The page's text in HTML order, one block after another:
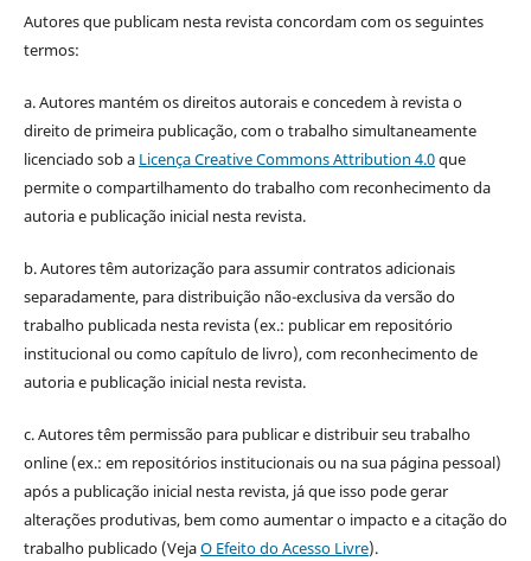
Autores que publicam nesta revista concordam com os seguintes
termos:
a. Autores mantém os direitos autorais e concedem à revista o
direito de primeira publicação, com o trabalho simultaneamente
licenciado sob a Licença Creative Commons Attribution 4.0que
permite o compartilhamento do trabalho com reconhecimento da
autoria e publicação inicial nesta revista.
b. Autores têm autorização para assumir contratos adicionais
separadamente, para distribuição não-exclusiva da versão do
trabalho publicada nesta revista (ex.: publicar em repositório
institucional ou como capítulo de livro), com reconhecimento de
autoria e publicação inicial nesta revista.
c. Autores têm permissão para publicar e distribuir seu trabalho
online (ex.: em repositórios institucionais ou na sua página pessoal)
após a publicação inicial nesta revista, já que isso pode gerar
alterações produtivas, bem como aumentar o impacto e a citação do
trabalho publicado (VejaO Efeito do Acesso Livre).